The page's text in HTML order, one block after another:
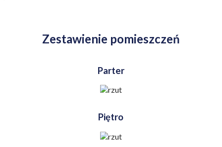
Zestawienie pomieszczeń
Parter
Piętro